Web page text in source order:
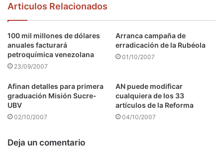
Articulos Relacionados
100 mil millones de dólares
anuales facturará
petroquímica venezolana
23/09/2007
Arranca campaña de
erradicación de la Rubéola
01/10/2007
Afinan detalles para primera
graduación Misión Sucre-
UBV
02/10/2007
AN puede modificar
cualquiera de los 33
artículos de la Reforma
04/10/2007
Deja un comentario